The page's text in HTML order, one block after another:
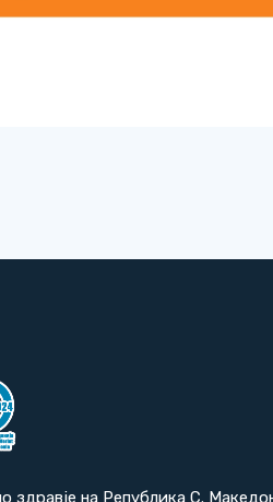
здравје на Република С.